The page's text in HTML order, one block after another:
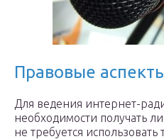
Правовые
Для ведения интернет-
необходимости получать
не требуется